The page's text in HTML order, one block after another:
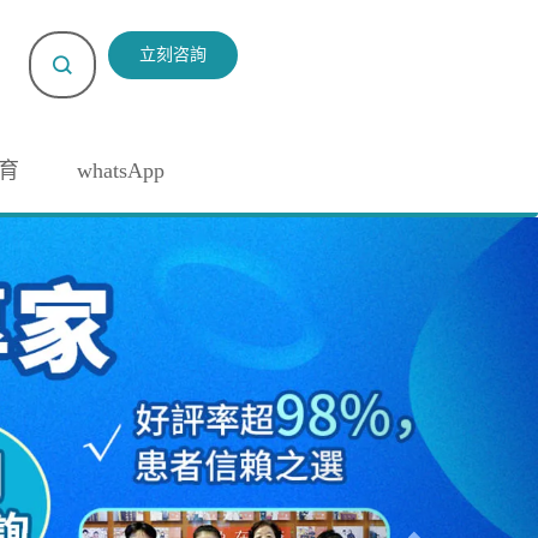
立刻咨詢
whatsApp